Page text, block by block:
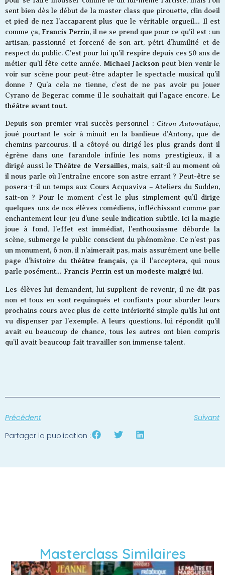
sent bien dès le début de la master class que pirouette, clin doeil
et pied de nez l’accaparent plus que le véritable orgueil… Il est
comme ça, Francis Perrin, il ne se prend que pour ce qu’il est : un
artisan, passionné et forcené de son art, pétri d’humilité et de
respect du public. C’est pour lui qu’il respire depuis ces 50 ans de
métier qu’il fête cette année. Michael Jackson peut bien venir le
voir sur scène pour peut-être adapter le spectacle musical qu’il
donne ? Qu’a cela ne tienne, c’est de ne pas avoir pu jouer
Cyrano de Begerac comme il le souhaitait qui l’agace encore. Le
théâtre avant tout.
Depuis son premier vrai succès personnel : Citron Automatique,
joué pourtant le soir à minuit en la banlieue d’Antony, que de
chemins parcourus. Il a côtoyé ou dirigé les plus grands dont il
égrène dans une farandole infinie les noms prestigieux, il a
dirigé aussi leThéâtre de Versailles, mais, sait-il au moment où
il nous parle où l’entraîne encore son astre errant ? Peut-être se
posera-t-il un temps aux Cours Acquaviva – Ateliers du Sudden,
sait-on ? Pour le moment c’est le plus simplement qu’il dirige
quelques-uns de nos élèves comédiens, infléchissant comme par
enchantement leur jeu d’une seule indication subtile. Ici la magie
joue à fond, l’effet est immédiat, l’enthousiasme déborde la
scène, submerge le public conscient du phénomène. Ce n’est pas
un monument, ô non, il n’aimerait pas, mais assurément une belle
page d’histoire du théâtre français, ça il l’acceptera, qui nous
parle posément… Francis Perrin est un modeste malgré lui.
Les élèves lui demandent, lui supplient de revenir, il ne dit pas
non et tous en sont requinqués et confiants pour aborder leurs
prochains cours avec plus de cette intériorité simple qu’ils lui ont
vu dispenser par l’exemple. A leurs questions, lui répondit qu’il
avait eu beaucoup de chance, tous les autres ont bien compris
qu’il avait beaucoup fait travailler son immense talent.
Précédent
Suivant
Partager la publication :
Masterclass Similaires